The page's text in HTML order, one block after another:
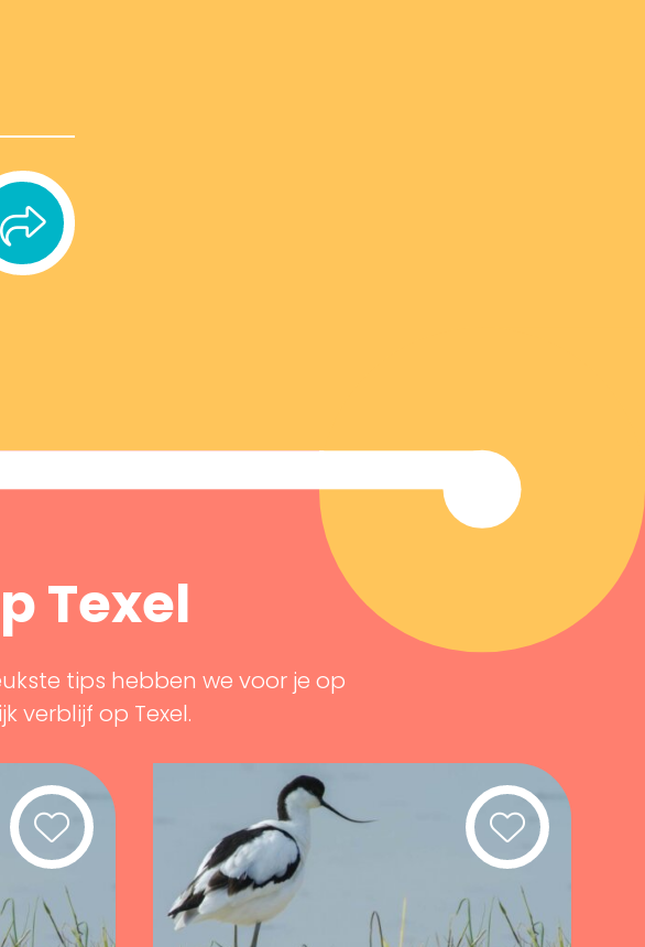
Texel
tips hebben we voor je op
verblijf op Texel.